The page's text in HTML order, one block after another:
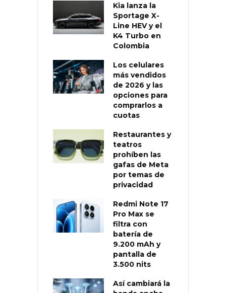
Kia lanza la
Sportage X-
Line HEV y el
K4 Turbo en
Colombia
Los celulares
más vendidos
de 2026 y las
opciones para
comprarlos a
cuotas
Restaurantes y
teatros
prohíben las
gafas de Meta
por temas de
privacidad
Redmi Note 17
Pro Max se
filtra con
batería de
9.200 mAh y
pantalla de
3.500 nits
Así cambiará la